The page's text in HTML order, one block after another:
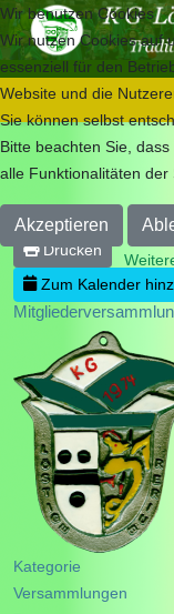
Drucken
Zum Kalender
Kategorie
Versammlungen
Wir benutzen Cookies
Wir nutzen Cookies auf
essenziell für den
Website und die
Sie können selbst
Bitte beachten Sie,
alle Funktionalitäten der
Akzeptieren